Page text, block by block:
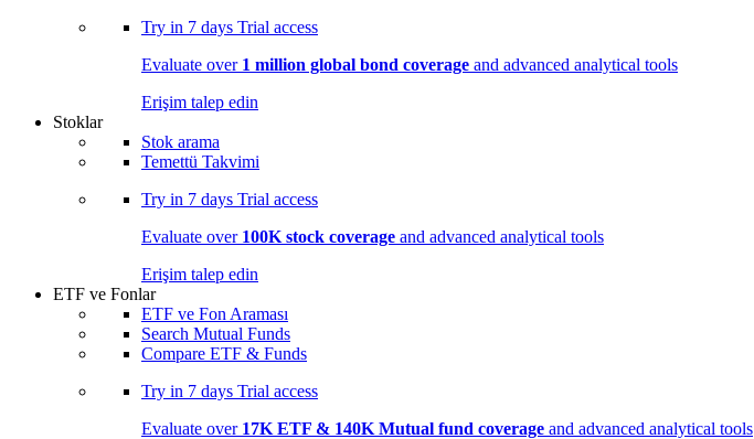
Try in 7 days Trial access
Evaluate over 1 million global bond coverage and advanced analytical tools
Erişim talep edin
Stoklar
Stok arama
Temettü Takvimi
Try in 7 days Trial access
Evaluate over 100K stock coverage and advanced analytical tools
Erişim talep edin
ETF ve Fonlar
ETF ve Fon Araması
Search Mutual Funds
Compare ETF & Funds
Try in 7 days Trial access
Evaluate over 17K ETF & 140K Mutual fund coverage and advanced analytical tools